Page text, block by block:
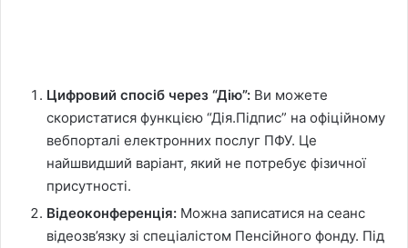
Цифровий спосіб через “Дію”: Ви можете
скористатися функцією “Дія.Підпис” на офіційному
вебпорталі електронних послуг ПФУ. Це
найшвидший варіант, який не потребує фізичної
присутності.
Відеоконференція: Можна записатися на сеанс
відеозв’язку зі спеціалістом Пенсійного фонду. Під